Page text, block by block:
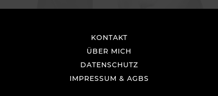
KONTAKT
ÜBER MICH
DATENSCHUTZ
IMPRESSUM & AGBS